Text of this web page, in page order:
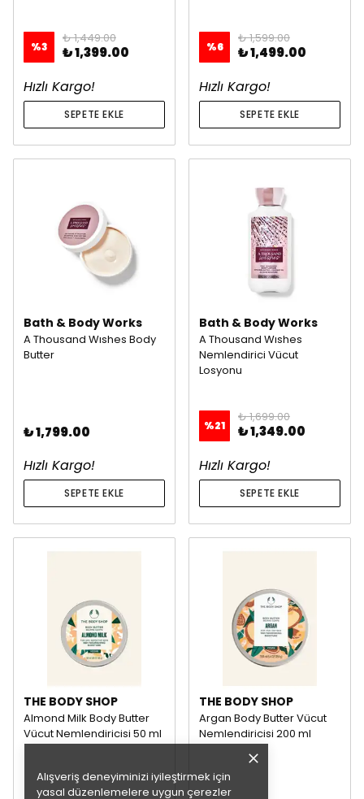
Alışveriş deneyiminizi iyileştirmek için
yasal düzenlemelere uygun çerezler
%3
₺ 1,449.00
₺ 1,399.00
Hızlı Kargo!
SEPETE EKLE
%6
₺ 1,599.00
₺ 1,499.00
Hızlı Kargo!
SEPETE EKLE
Bath & Body Works
A Thousand Wıshes Body
Butter
₺ 1,799.00
Hızlı Kargo!
SEPETE EKLE
Bath & Body Works
A Thousand Wıshes
Nemlendirici Vücut
Losyonu
%21
₺ 1,699.00
₺ 1,349.00
Hızlı Kargo!
SEPETE EKLE
THE BODY SHOP
Almond Milk Body Butter
Vücut Nemlendiricisi 50 ml
THE BODY SHOP
Argan Body Butter Vücut
Nemlendiricisi 200 ml